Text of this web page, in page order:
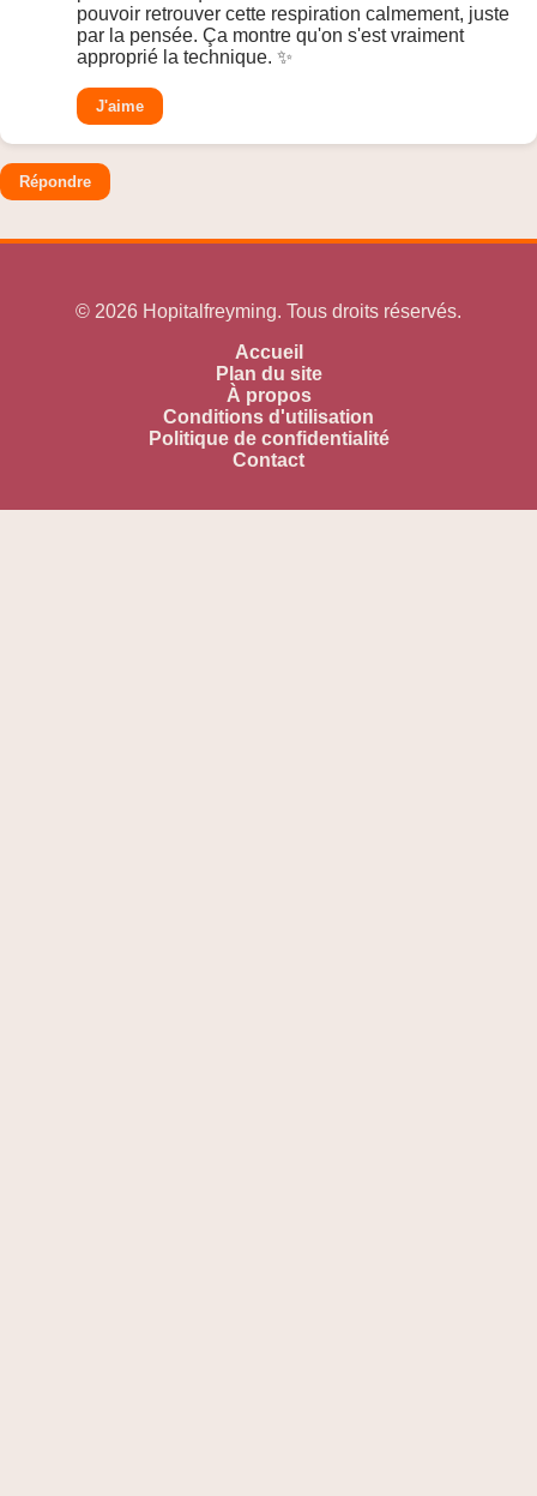
pouvoir retrouver cette respiration calmement, juste
par la pensée. Ça montre qu'on s'est vraiment
approprié la technique. ✨
J'aime
Répondre
© 2026 Hopitalfreyming. Tous droits réservés.
Accueil
Plan du site
À propos
Conditions d'utilisation
Politique de confidentialité
Contact